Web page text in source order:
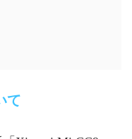
て